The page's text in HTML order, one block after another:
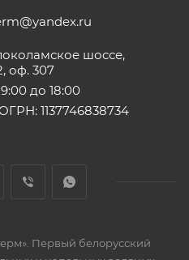
шоссе,
оф. 307
до 18:00
1137746838734
Первый белорусский